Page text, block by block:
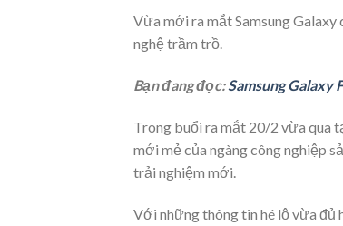
Vừa mới ra mắt Samsung Galaxy
nghệ trầm trồ.
Bạn đang đọc:Samsung Galaxy
Trong buổi ra mắt 20/2 vừa qua
mới mẻ của ngàng công nghiệp
trải nghiệm mới.
Với những thông tin hé lộ vừa đủ